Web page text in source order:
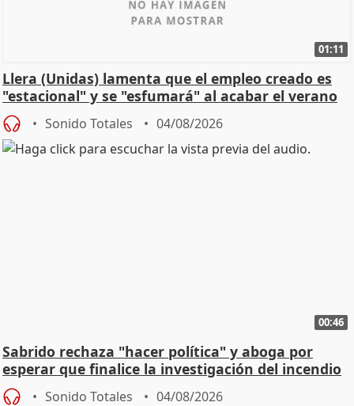
01:11
Llera (Unidas) lamenta que el empleo creado es
"estacional" y se "esfumará" al acabar el verano
Sonido Totales 04/08/2026
00:46
Sabrido rechaza "hacer política" y aboga por
esperar que finalice la investigación del incendio
Sonido Totales 04/08/2026